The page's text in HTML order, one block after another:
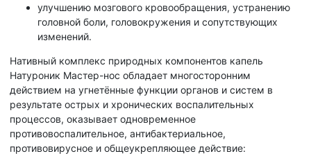
улучшению мозгового кровообращения, устранению
головной боли, головокружения и сопутствующих
изменений.
Нативный комплекс природных компонентов капель
Натуроник Мастер-нос обладает многосторонним
действием на угнетённые функции органов и систем в
результате острых и хронических воспалительных
процессов, оказывает одновременное
противовоспалительное, антибактериальное,
противовирусное и общеукрепляющее действие: